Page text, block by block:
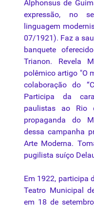
Alphonsus de
expressão, no
linguagem
07/1921). Faz a
banquete
Trianon. Revela
polêmico artigo "O
colaboração do
Participa da
paulistas ao
propaganda do
dessa campanha
Arte Moderna.
pugilista suíço
Em 1922, participa
Teatro Municipal
em 18 de